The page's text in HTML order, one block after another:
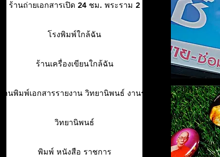
ร้านถ่ายเอกสารเปิด 24 ชม. พระราม 2
โรงพิมพ์ใกล้ฉัน
ร้านเครื่องเขียนใกล้ฉัน
านพิมพ์เอกสารรายงาน วิทยานิพนธ์ งานรา
วิทยานิพนธ์
พิมพ์ หนังสือ ราชการ